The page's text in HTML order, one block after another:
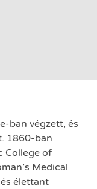
ban végzett, és
1860-ban
College of
Medical
élettant